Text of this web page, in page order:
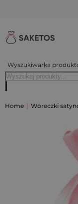
Wyszukiwarka
Home | Woreczki